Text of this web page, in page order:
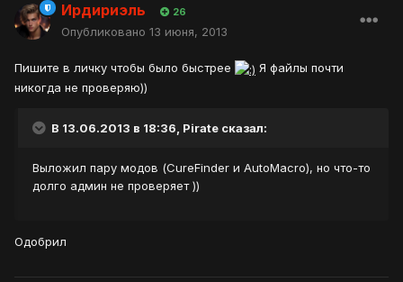
Ирдириэль 26
Опубликовано 13 июня, 2013
Пишите в личку чтобы было быстрее
Я файлы почти
никогда не проверяю))
В 13.06.2013 в 18:36, Pirate сказал:
Выложил пару модов (CureFinder и AutoMacro), но что-то
долго админ не проверяет ))
Одобрил